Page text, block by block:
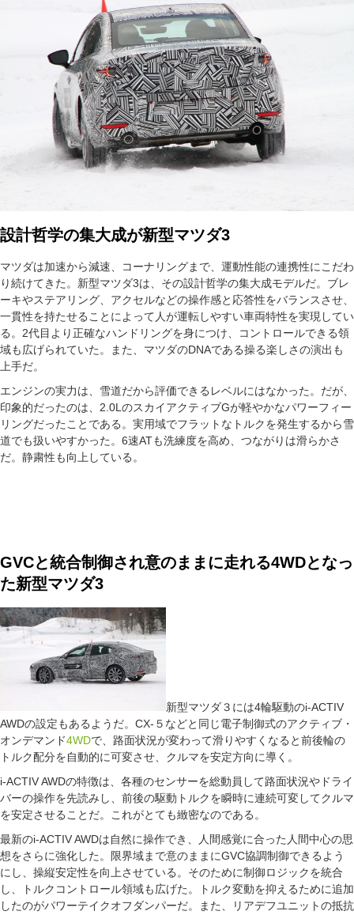
設計哲学の集大成が新型マツダ3
マツダは加速から減速、コーナリングまで、運動性能の連携性にこだわ
り続けてきた。新型マツダ3は、その設計哲学の集大成モデルだ。ブレ
ーキやステアリング、アクセルなどの操作感と応答性をバランスさせ、
一貫性を持たせることによって人が運転しやすい車両特性を実現してい
る。2代目より正確なハンドリングを身につけ、コントロールできる領
域も広げられていた。また、マツダのDNAである操る楽しさの演出も
上手だ。
エンジンの実力は、雪道だから評価できるレベルにはなかった。だが、
印象的だったのは、2.0LのスカイアクティブGが軽やかなパワーフィー
リングだったことである。実用域でフラットなトルクを発生するから雪
道でも扱いやすかった。6速ATも洗練度を高め、つながりは滑らかさ
だ。静粛性も向上している。
GVCと統合制御され意のままに走れる4WDとなっ
た新型マツダ3
新型マツダ３には4輪駆動のi-ACTIV
AWDの設定もあるようだ。CX-５などと同じ電子制御式のアクティブ・
オンデマンド4WDで、路面状況が変わって滑りやすくなると前後輪の
トルク配分を自動的に可変させ、クルマを安定方向に導く。
i-ACTIV AWDの特徴は、各種のセンサーを総動員して路面状況やドライ
バーの操作を先読みし、前後の駆動トルクを瞬時に連続可変してクルマ
を安定させることだ。これがとても緻密なのである。
最新のi-ACTIV AWDは自然に操作でき、人間感覚に合った人間中心の思
想をさらに強化した。限界域まで意のままにGVC協調制御できるよう
にし、操縦安定性を向上させている。そのために制御ロジックを統合
し、トルクコントロール領域も広げた。トルク変動を抑えるために追加
したのがパワーテイクオフダンパーだ。また、リアデフユニットの抵抗